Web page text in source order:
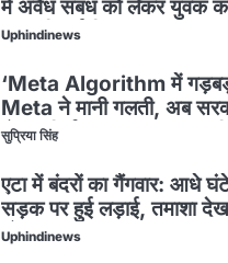
में अवैध संबंध को लेकर युवक
शराब पिलाई फिर पीट-पीटकर
Uphindinews
‘Meta Algorithm में
Meta ने मानी गलती, अब
बोली- सिर्फ Sorry नहीं, पूरा
सुप्रिया सिंह
एटा में बंदरों का गैंगवार: आधे
सड़क पर हुई लड़ाई, तमाशा
लोग
Uphindinews